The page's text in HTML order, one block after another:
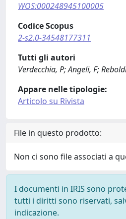
WOS:000248945100005
Codice Scopus
2-s2.0-34548177311
Tutti gli autori
Verdecchia, P; Angeli, F;
Appare nelle tipologie:
Articolo su Rivista
File in questo prodotto:
Non ci sono file associati a
I documenti in IRIS sono
tutti i diritti sono riservati,
indicazione.